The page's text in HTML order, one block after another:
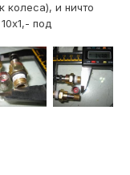
колеса), и ничто
под
кольцо и фум